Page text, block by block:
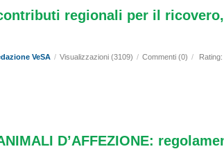
regionali per il
VeSA / Visualizzazioni (3109) / Commenti (0) /
D’AFFEZIONE: